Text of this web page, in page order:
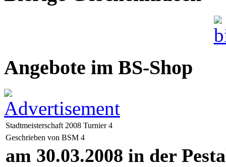
Angebote im BS-Shop
Stadtmeisterschaft 2008 Turnier 4
Geschrieben von BSM 4
am 30.03.2008 in der